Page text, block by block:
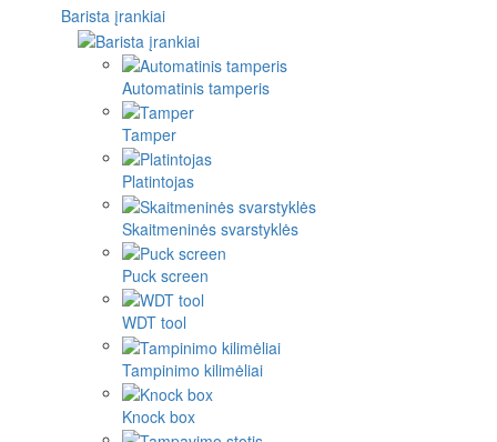
Barista įrankiai
Automatinis tamperis
Tamper
Platintojas
Skaitmeninės svarstyklės
Puck screen
WDT tool
Tampinimo kilimėliai
Knock box